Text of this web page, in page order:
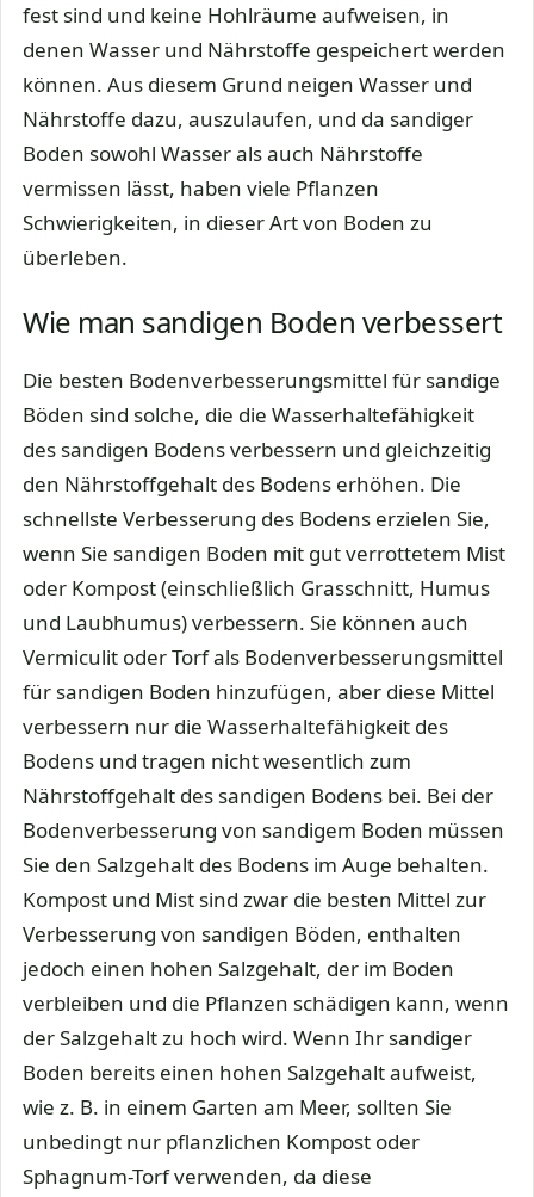
fest sind und keine Hohlräume aufweisen, in
denen Wasser und Nährstoffe gespeichert werden
können. Aus diesem Grund neigen Wasser und
Nährstoffe dazu, auszulaufen, und da sandiger
Boden sowohl Wasser als auch Nährstoffe
vermissen lässt, haben viele Pflanzen
Schwierigkeiten, in dieser Art von Boden zu
überleben.
Wie man sandigen Boden verbessert
Die besten Bodenverbesserungsmittel für sandige
Böden sind solche, die die Wasserhaltefähigkeit
des sandigen Bodens verbessern und gleichzeitig
den Nährstoffgehalt des Bodens erhöhen. Die
schnellste Verbesserung des Bodens erzielen Sie,
wenn Sie sandigen Boden mit gut verrottetem Mist
oder Kompost (einschließlich Grasschnitt, Humus
und Laubhumus) verbessern. Sie können auch
Vermiculit oder Torf als Bodenverbesserungsmittel
für sandigen Boden hinzufügen, aber diese Mittel
verbessern nur die Wasserhaltefähigkeit des
Bodens und tragen nicht wesentlich zum
Nährstoffgehalt des sandigen Bodens bei. Bei der
Bodenverbesserung von sandigem Boden müssen
Sie den Salzgehalt des Bodens im Auge behalten.
Kompost und Mist sind zwar die besten Mittel zur
Verbesserung von sandigen Böden, enthalten
jedoch einen hohen Salzgehalt, der im Boden
verbleiben und die Pflanzen schädigen kann, wenn
der Salzgehalt zu hoch wird. Wenn Ihr sandiger
Boden bereits einen hohen Salzgehalt aufweist,
wie z. B. in einem Garten am Meer, sollten Sie
unbedingt nur pflanzlichen Kompost oder
Sphagnum-Torf verwenden, da diese